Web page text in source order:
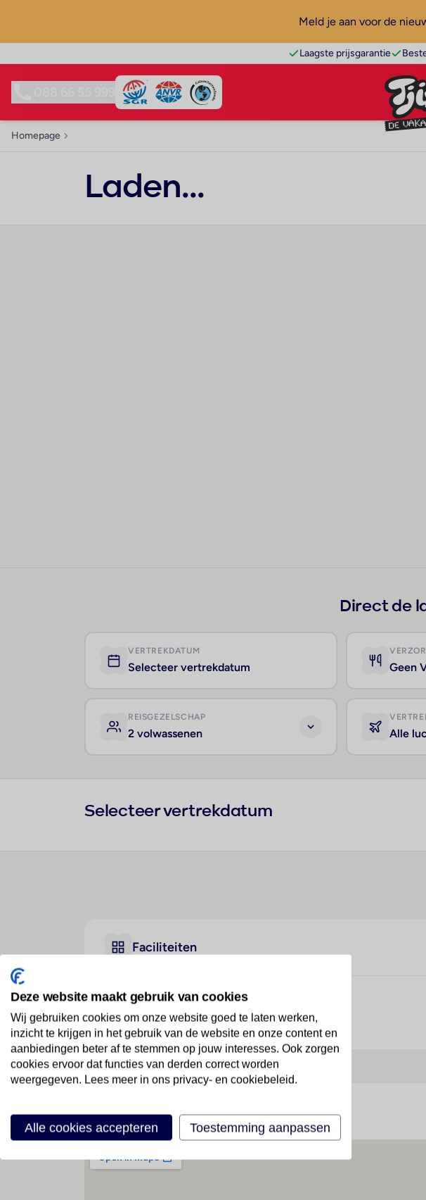
Meld je aan voor de
Laagste prijsgarantie
Homepage
Laden...
Direct de
VERTREKDATUM
Selecteer vertrekdatum Geen
REISGEZELSCHAP
2 volwassenen Alle
Selecteer vertrekdatum
Faciliteiten
Geen faciliteiten beschikbaar
Locatie
Deze website maakt gebruik van cookies
Wij gebruiken cookies om onze website goed te laten werken,
inzicht te krijgen in het gebruik van de website en onze content en
aanbiedingen beter af te stemmen op jouw interesses. Ook zorgen
cookies ervoor dat functies van derden correct worden
weergegeven. Lees meer in ons privacy- en cookiebeleid.
Alle cookies accepteren Toestemming aanpassen